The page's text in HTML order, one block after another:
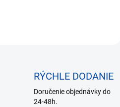
RÝCHLE DODANIE
Doručenie objednávky do
24-48h.